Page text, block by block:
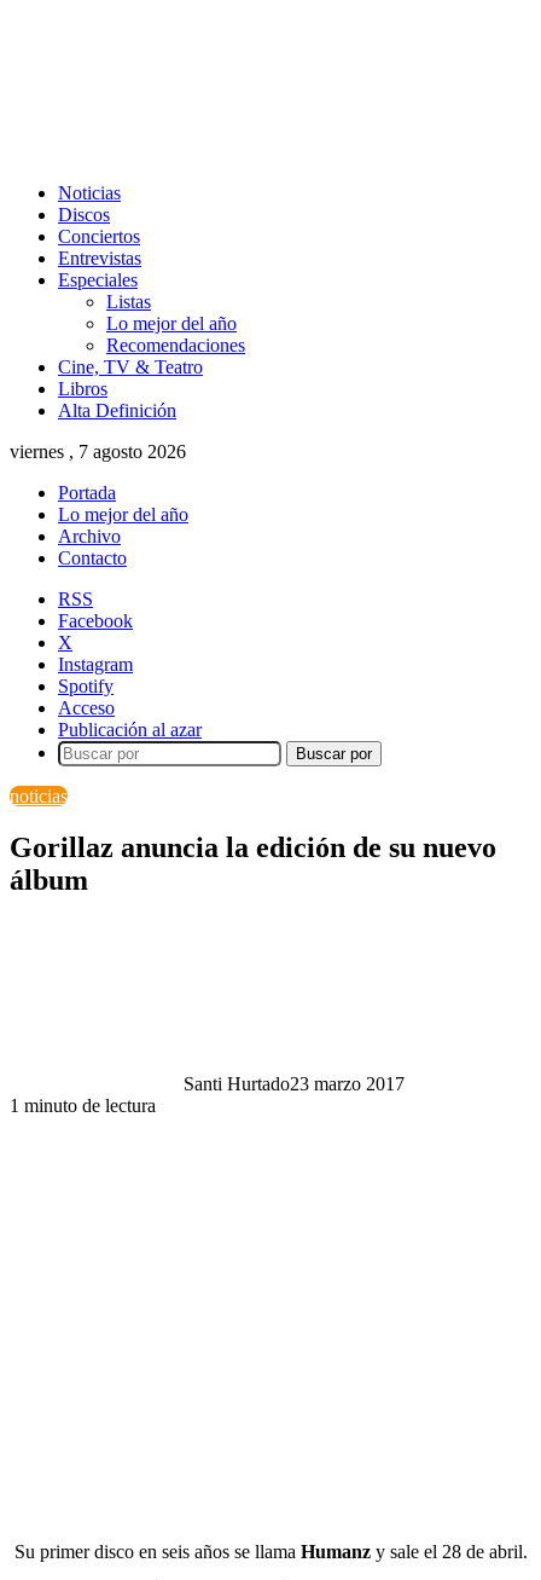
Noticias
Discos
Conciertos
Entrevistas
Especiales
Listas
Lo mejor del año
Recomendaciones
Cine, TV & Teatro
Libros
Alta Definición
viernes , 7 agosto 2026
Portada
Lo mejor del año
Archivo
Contacto
RSS
Facebook
X
Instagram
Spotify
Acceso
Publicación al azar
Buscar por
noticias
Gorillaz anuncia la edición de su nuevo
álbum
Santi Hurtado23 marzo 2017
1 minuto de lectura
Su primer disco en seis años se llama Humanzy sale el 28 de abril.